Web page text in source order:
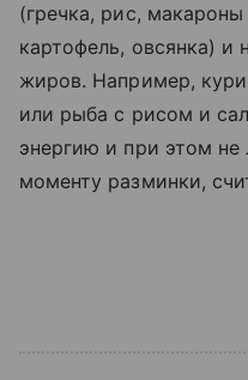
(гречка, рис,
картофель, овсянка) и
жиров. Например,
или рыба с рисом и
энергию и при этом
моменту разминки,